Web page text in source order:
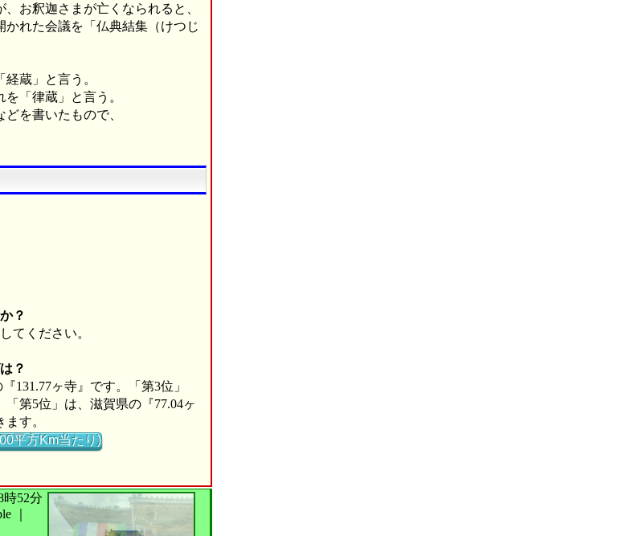
お釈迦さまが亡くなられると、
れた会議を「仏典結集（けつじ
蔵」と言う。
「律蔵」と言う。
を書いたもので、
？
してください。
？
131.77ヶ寺』です。「第3位」
第5位」は、滋賀県の『77.04ヶ
す。
平方Km当たり)
時52分